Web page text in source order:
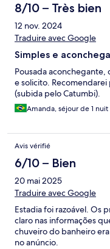
8/10 – Très bien
12 nov. 2024
Traduire avec Google
Simples e
Pousada
e solicito. Recomendarei
(subida pelo Catumbi).
Amanda, séjour de 1 nuit
Avis vérifié
6/10 – Bien
20 mai 2025
Traduire avec Google
Estadia foi razoável. Os
claro nas informações
chuveiro do banheiro
no anúncio.